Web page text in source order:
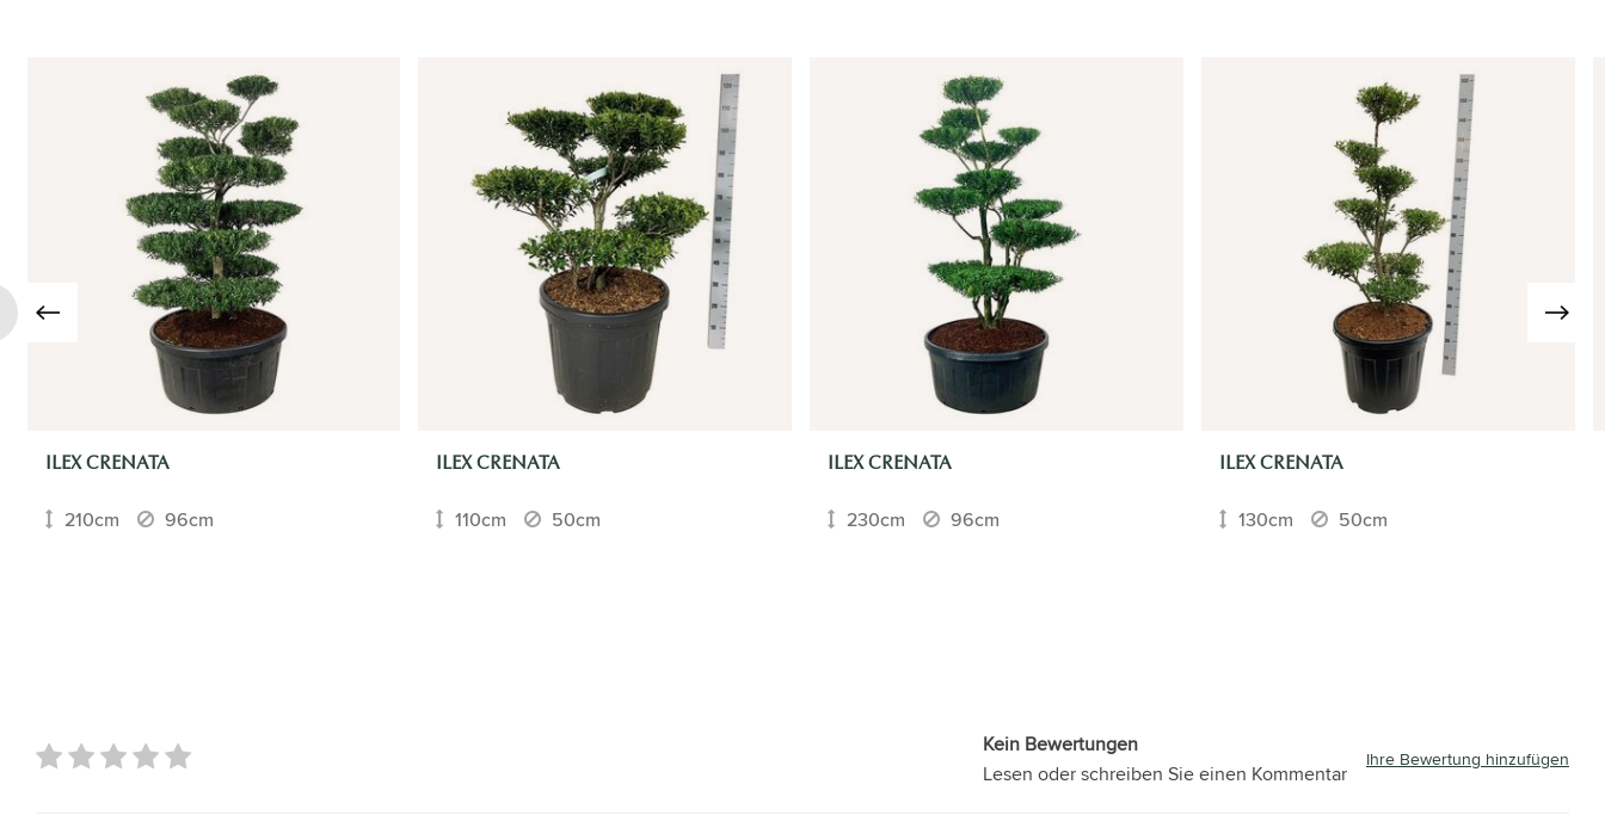
ILEX CRENATA
210cm 96cm
ILEX CRENATA
110cm 50cm
ILEX CRENATA
230cm 96cm
ILEX CRENATA
130cm 50cm
›
Kein Bewertungen
Lesen oder schreiben Sie einen Kommentar
Ihre Bewertung hinzufügen